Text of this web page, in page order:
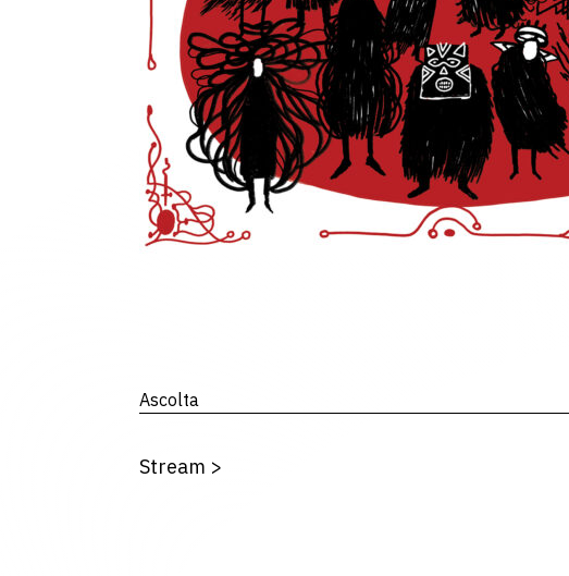
Ascolta
Stream >